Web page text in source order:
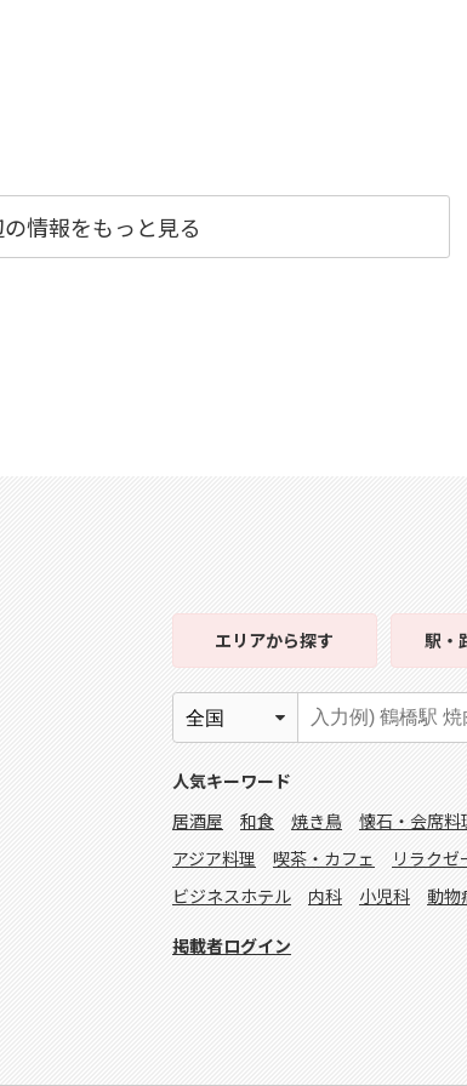
情報をもっと見る
エリアから探す 駅・
人気キーワード
居酒屋
和食 焼き鳥 懐石・会席料
アジア料理
喫茶・カフェ リラクゼ
ビジネスホテル
内科 小児科 動物
掲載者ログイン